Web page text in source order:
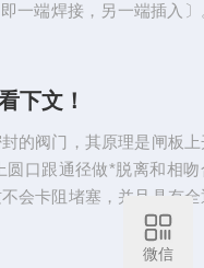
一端焊接，另一端插入
料介质也不会外漏。但
下文！
的阀门，其原理是闸板
口跟通径做*脱离和相吻
会卡阻堵塞，并且具有
口，通过闸板启闭使得
点在于阀体通径无凹槽，
微信